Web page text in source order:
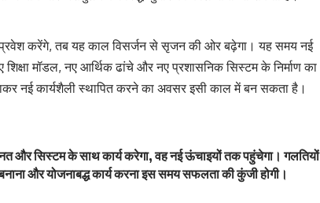
प्रवेश करेंगे, तब यह काल विसर्जन से सृजन की ओर बढ़ेगा। यह समय नई
मॉडल, नए आर्थिक ढांचे और नए प्रशासनिक सिस्टम के निर्माण का
नई कार्यशैली स्थापित करने का अवसर इसी काल में बन सकता है।
और सिस्टम के साथ कार्य करेगा, वह नई ऊंचाइयों तक पहुंचेगा। गलतियों
और योजनाबद्ध कार्य करना इस समय सफलता की कुंजी होगी।